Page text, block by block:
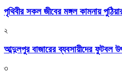
পৃথিবীর সকল জীবের মঙ্গল কামনায়
২
আব্দুলপুর বাজারের ব্যবসায়ীদের ফুটবল
৩